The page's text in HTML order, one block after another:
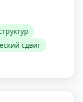
сдвиг